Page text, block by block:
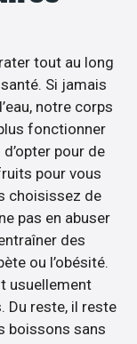
tout au long
Si jamais
notre corps
fonctionner
pour de
pour vous
choisissez de
pas en abuser
des
ou l’obésité.
usuellement
Du reste, il reste
boissons sans